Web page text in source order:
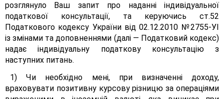
розглянуло Ваш запит про наданні індивідуальної
податкової консультації, та керуючись ст.52
Податкового кодексу України від 02.12.2010 №2755-УІ
із змінами та доповненнями (далі — Податковий кодекс)
надає індивідуальну податкову консультацію з
наступних питань.
1) Чи необхідно мені, при визначенні доходу,
враховувати позитивну курсову різницю за операціями